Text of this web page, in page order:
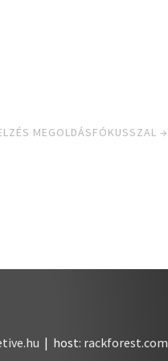
MEGOLDÁSFÓKUSSZAL →
| host: rackforest.com